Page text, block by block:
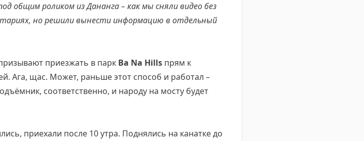
общим роликом из Дананга – как мы сняли видео без
но решили вынести информацию в отдельный
приезжать в парк Ba Na Hills прям к
Ага, щас. Может, раньше этот способ и работал –
соответственно, и народу на мосту будет
приехали после 10 утра. Поднялись на канатке до